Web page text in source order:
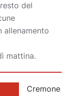
del
allenamento
mattina.
Cremone